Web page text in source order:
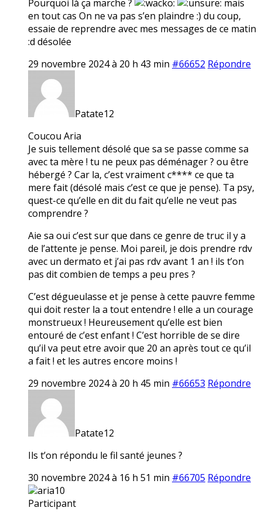
Pourquoi là ça marche ?
mais
en tout cas On ne va pas s’en plaindre :) du coup,
essaie de reprendre avec mes messages de ce matin
:d désolée
29 novembre 2024 à 20 h 43 min #66652 Répondre
Patate12
Coucou Aria
Je suis tellement désolé que sa se passe comme sa
avec ta mère ! tu ne peux pas déménager ? ou être
hébergé ? Car la, c’est vraiment c**** ce que ta
mere fait (désolé mais c’est ce que je pense). Ta psy,
quest-ce qu’elle en dit du fait qu’elle ne veut pas
comprendre ?
Aie sa oui c’est sur que dans ce genre de truc il y a
de l’attente je pense. Moi pareil, je dois prendre rdv
avec un dermato et j’ai pas rdv avant 1 an ! ils t’on
pas dit combien de temps a peu pres ?
C’est dégueulasse et je pense à cette pauvre femme
qui doit rester la a tout entendre ! elle a un courage
monstrueux ! Heureusement qu’elle est bien
entouré de c’est enfant ! C’est horrible de se dire
qu’il va peut etre avoir que 20 an après tout ce qu’il
a fait ! et les autres encore moins !
29 novembre 2024 à 20 h 45 min #66653 Répondre
Patate12
Ils t’on répondu le fil santé jeunes ?
30 novembre 2024 à 16 h 51 min #66705 Répondre
aria10
Participant